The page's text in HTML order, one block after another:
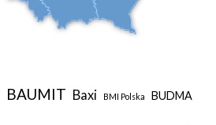
BAUMIT Baxi BMI Polska BUDMA